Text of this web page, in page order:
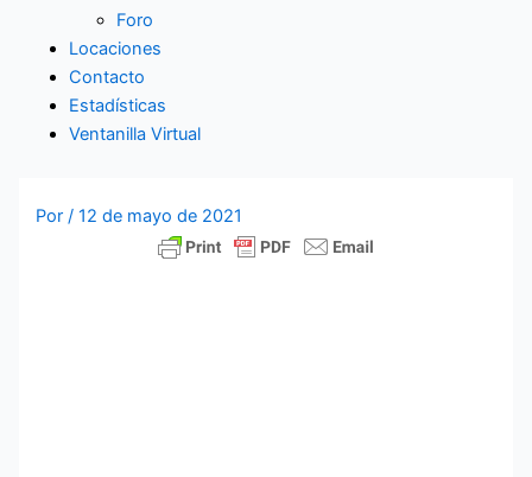
Foro
Locaciones
Contacto
Estadísticas
Ventanilla Virtual
Por/12 de mayo de 2021